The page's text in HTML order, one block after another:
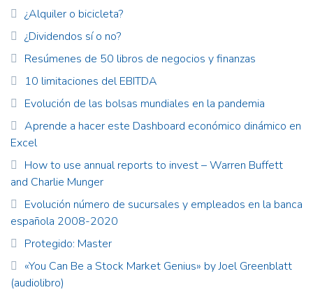
¿Alquiler o bicicleta?
¿Dividendos sí o no?
Resúmenes de 50 libros de negocios y finanzas
10 limitaciones del EBITDA
Evolución de las bolsas mundiales en la pandemia
Aprende a hacer este Dashboard económico dinámico en
Excel
How to use annual reports to invest – Warren Buffett
and Charlie Munger
Evolución número de sucursales y empleados en la banca
española 2008-2020
Protegido: Master
«You Can Be a Stock Market Genius» by Joel Greenblatt
(audiolibro)